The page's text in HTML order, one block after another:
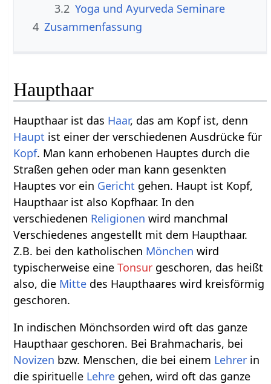
3.2 Yoga und Ayurveda Seminare
4 Zusammenfassung
Haupthaar
Haupthaar ist das Haar, das am Kopf ist, denn
Haupt ist einer der verschiedenen Ausdrücke für
Kopf. Man kann erhobenen Hauptes durch die
Straßen gehen oder man kann gesenkten
Hauptes vor ein Gericht gehen. Haupt ist Kopf,
Haupthaar ist also Kopfhaar. In den
verschiedenen Religionen wird manchmal
Verschiedenes angestellt mit dem Haupthaar.
Z.B. bei den katholischen Mönchen wird
typischerweise eineTonsur geschoren, das heißt
also, die Mitte des Haupthaares wird kreisförmig
geschoren.
In indischen Mönchsorden wird oft das ganze
Haupthaar geschoren. Bei Brahmacharis, bei
Novizen bzw. Menschen, die bei einem Lehrer in
die spirituelle Lehre gehen, wird oft das ganze